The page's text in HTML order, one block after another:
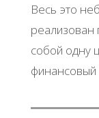
Весь это
реализован
собой одну
финансовый